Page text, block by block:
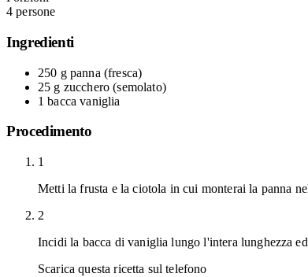
4 persone
Ingredienti
250 g panna (fresca)
25 g zucchero (semolato)
1 baccavaniglia
Procedimento
1
Metti la frusta e la ciotola in cui monterai la panna
2
Incidi la bacca di vaniglia lungo l'intera lunghezza
Scarica questa ricetta sul telefono